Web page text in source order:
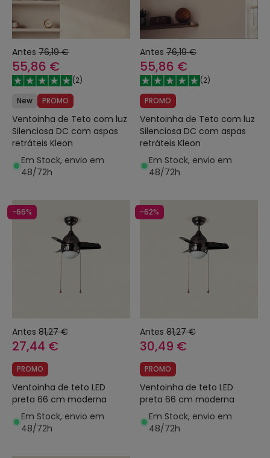
Antes 76,19 €
55,86 €
(2)
New
PROMO
Ventoinha de Teto com luz
Silenciosa DC com aspas
retráteis Kleon
Em Stock, envio em
48/72h
Antes 76,19 €
55,86 €
(2)
PROMO
Ventoinha de Teto com luz
Silenciosa DC com aspas
retráteis Kleon
Em Stock, envio em
48/72h
-66%
Antes 81,27 €
27,44 €
PROMO
Ventoinha de teto LED
preta 66 cm moderna
Em Stock, envio em
48/72h
-62%
Antes 81,27 €
30,49 €
PROMO
Ventoinha de teto LED
preta 66 cm moderna
Em Stock, envio em
48/72h